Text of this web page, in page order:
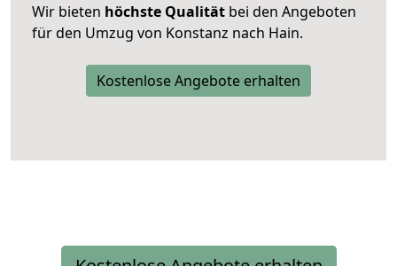
Wir bieten höchste Qualität bei den Angeboten
für den Umzug von Konstanz nach Hain.
Kostenlose Angebote erhalten